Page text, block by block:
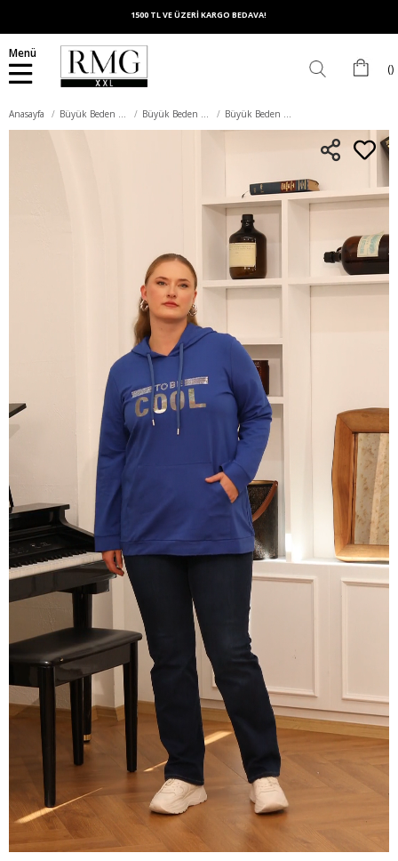
1500 TL VE ÜZERİ KARGO BEDAVA!
Menü
Anasayfa Büyük Beden Üst Giyim Büyük Beden Sweatshirt Büyük Beden Taş Baskılı Sweatshirt Koyu Petrol